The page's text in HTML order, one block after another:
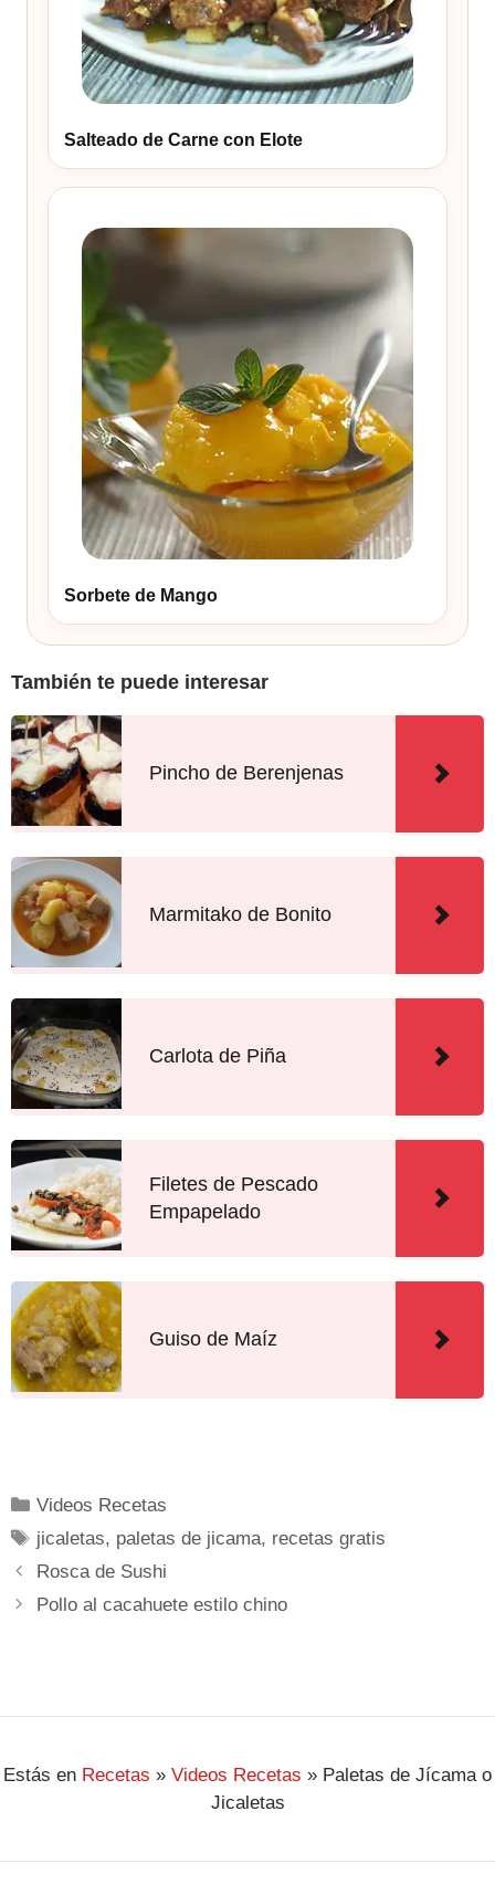
Salteado de Carne con Elote
Sorbete de Mango
También te puede interesar
Pincho de Berenjenas
Marmitako de Bonito
Carlota de Piña
Filetes de Pescado
Empapelado
Guiso de Maíz
Videos Recetas
jicaletas, paletas de jicama, recetas gratis
Rosca de Sushi
Pollo al cacahuete estilo chino
Estás en Recetas » Videos Recetas » Paletas de Jícama o
Jicaletas